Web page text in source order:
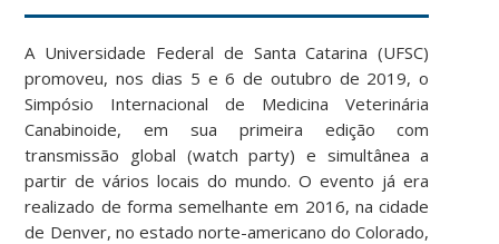
A Universidade Federal de Santa Catarina (UFSC)
promoveu, nos dias 5 e 6 de outubro de 2019, o
Simpósio Internacional de Medicina Veterinária
Canabinoide, em sua primeira edição com
transmissão global (watch party) e simultânea a
partir de vários locais do mundo. O evento já era
realizado de forma semelhante em 2016, na cidade
de Denver, no estado norte-americano do Colorado,